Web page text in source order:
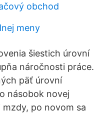
obchod
meny
šiestich úrovní
náročnosti práce.
päť úrovní
násobok novej
mzdy, po novom sa